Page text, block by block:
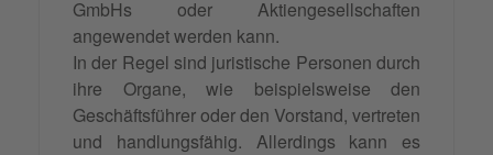
GmbHs oder Aktiengesellschaften
angewendet werden kann.
In der Regel sind juristische Personen durch
ihre Organe, wie beispielsweise den
Geschäftsführer oder den Vorstand, vertreten
und handlungsfähig. Allerdings kann es